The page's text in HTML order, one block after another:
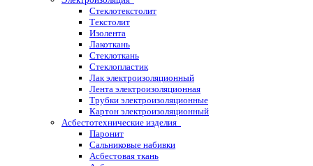
Стеклотекстолит
Текстолит
Изолента
Лакоткань
Стеклоткань
Стеклопластик
Лак электроизоляционный
Лента электроизоляционная
Трубки электроизоляционные
Картон электроизоляционный
Асбестотехнические изделия
Паронит
Сальниковые набивки
Асбестовая ткань